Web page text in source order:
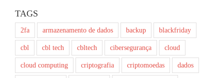
TAGS
2fa armazenamento de dados backup blackfriday
cbl cbl tech cbltech cibersegurança cloud
cloud computing criptografia criptomoedas dados